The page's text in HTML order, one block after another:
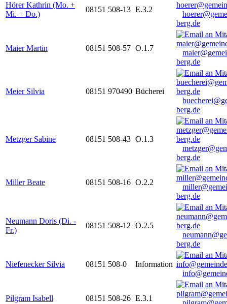
Hörer Kathrin (Mo. +
Mi. + Do.)
08151 508-13 E.3.2
berg.de
Maier Martin 08151 508-57 O.1.7
berg.de
Meier Silvia 08151 970490 Bücherei
berg.de
Metzger Sabine 08151 508-43 O.1.3
berg.de
Miller Beate 08151 508-16 O.2.2
berg.de
Neumann Doris (Di. -
Fr.)
08151 508-12 O.2.5
berg.de
Niefenecker Silvia 08151 508-0
Information
Pilgram Isabell 08151 508-26 E.3.1